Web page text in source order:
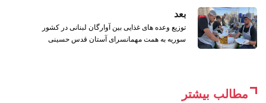
بعد
توزیع وعده های غذایی بین آوارگان لبنانی در کشور
سوریه به همت مهمانسرای آستان قدس حسینی
مطالب بیشتر